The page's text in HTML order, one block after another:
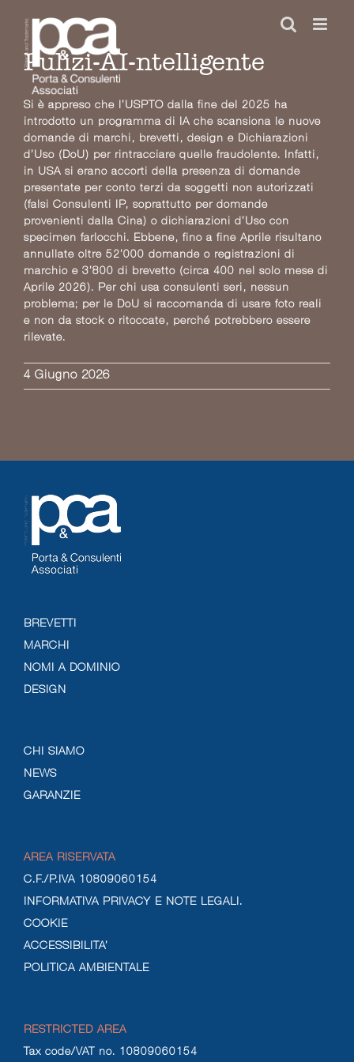
contenuto
Pulizi-AI-ntelligente
Si è appreso che l’USPTO dalla fine del 2025 ha
introdotto un programma di IA che scansiona le nuove
domande di marchi, brevetti, design e Dichiarazioni
d’Uso (DoU) per rintracciare quelle fraudolente. Infatti,
in USA si erano accorti della presenza di domande
presentate per conto terzi da soggetti non autorizzati
(falsi Consulenti IP, soprattutto per domande
provenienti dalla Cina) o dichiarazioni d’Uso con
specimen farlocchi. Ebbene, fino a fine Aprile risultano
annullate oltre 52’000 domande o registrazioni di
marchio e 3’800 di brevetto (circa 400 nel solo mese di
Aprile 2026). Per chi usa consulenti seri, nessun
problema; per le DoU si raccomanda di usare foto reali
e non da stock o ritoccate, perché potrebbero essere
rilevate.
4 Giugno 2026
BREVETTI
MARCHI
NOMI A DOMINIO
DESIGN
CHI SIAMO
NEWS
GARANZIE
AREA RISERVATA
C.F./P.IVA 10809060154
INFORMATIVA PRIVACY E NOTE LEGALI.
COOKIE
ACCESSIBILITA’
POLITICA AMBIENTALE
RESTRICTED AREA
Tax code/VAT no. 10809060154